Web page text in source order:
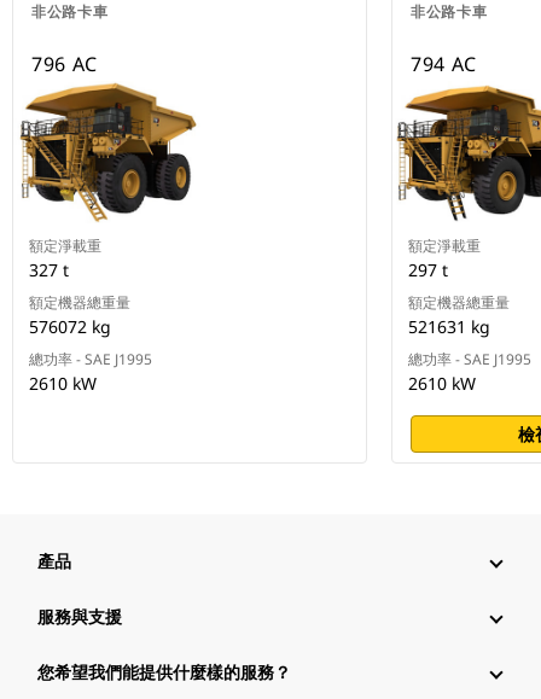
非公路卡車
796 AC
額定淨載重
327 t
額定機器總重量
576072 kg
總功率 - SAE J1995
2610 kW
非公路卡車
794 AC
額定淨載重
297 t
額定機器總重量
521631 kg
總功率 - SAE J1995
2610 kW
檢
產品
服務與支援
您希望我們能提供什麼樣的服務？